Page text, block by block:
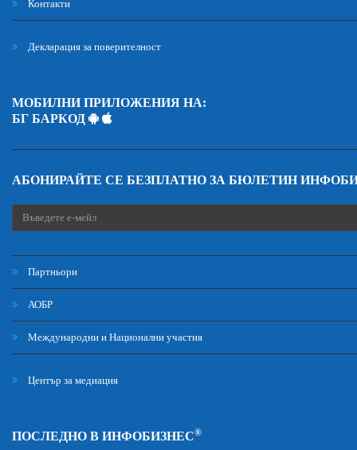
Контакти
Декларация за поверителност
МОБИЛНИ ПРИЛОЖЕНИЯ НА:
БГ БАРКОД
АБОНИРАЙТЕ СЕ БЕЗПЛАТНО ЗА БЮЛЕТИН
Партньори
АОБР
Международни и Национални участия
Център за медиация
ПОСЛЕДНО В ИНФОБИЗНЕС®